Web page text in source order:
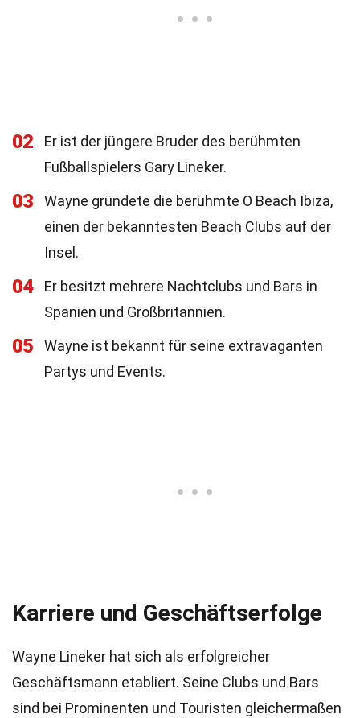
02
Er ist der jüngere Bruder des berühmten
Fußballspielers Gary Lineker.
03
Wayne gründete die berühmte O Beach Ibiza,
einen der bekanntesten Beach Clubs auf der
Insel.
04
Er besitzt mehrere Nachtclubs und Bars in
Spanien und Großbritannien.
05
Wayne ist bekannt für seine extravaganten
Partys und Events.
Karriere und Geschäftserfolge
Wayne Lineker hat sich als erfolgreicher
Geschäftsmann etabliert. Seine Clubs und Bars
sind bei Prominenten und Touristen gleichermaßen